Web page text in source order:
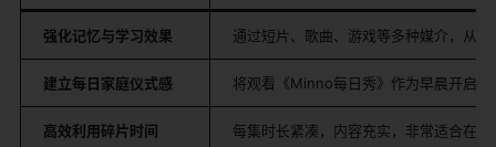
强化记忆与学习效果 通过短片、歌曲、游戏等多种媒介，从
建立每日家庭仪式感 将观看《Minno每日秀》作为早晨开启
高效利用碎片时间 每集时长紧凑，内容充实，非常适合在